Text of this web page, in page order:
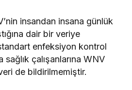
insandan insana günlük
dair bir veriye
enfeksiyon kontrol
sağlık çalışanlarına WNV
de bildirilmemiştir.